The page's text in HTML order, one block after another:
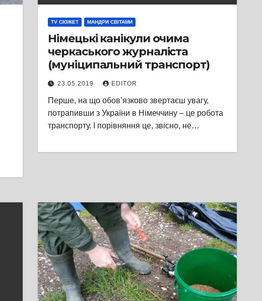
TV СЮЖЕТ МАНДРИ СВІТАМИ
Німецькі канікули очима
черкаського журналіста
(муніципальний транспорт)
23.05.2019 EDITOR
Перше, на що обов’язково звертаєш увагу,
потрапивши з України в Німеччину – це робота
транспорту. І порівняння це, звісно, не…